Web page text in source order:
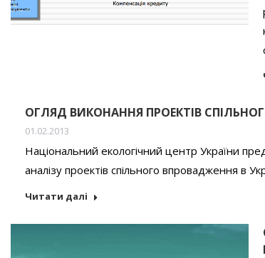
ОГЛЯД ВИКОНАННЯ ПРОЕКТІВ
01.02.2013
Національний екологічний центр України
аналізу проектів спільного впровадження в
Читати далі